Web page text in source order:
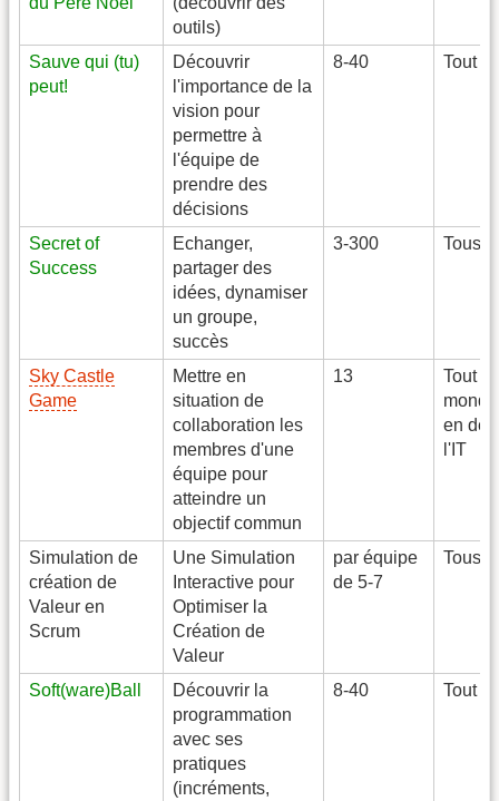
outils)
Sauve qui (tu)
peut!
Découvrir
l'importance de la
vision pour
permettre à
l'équipe de
prendre des
décisions
8-40 Tout
Secret of
Success
Echanger,
partager des
idées, dynamiser
un groupe,
succès
3-300 Tous
Sky Castle
Game
Mettre en
situation de
collaboration les
membres d'une
équipe pour
atteindre un
objectif commun
13
Tout le
en
l'IT
Simulation de
création de
Valeur en
Scrum
Une Simulation
Interactive pour
Optimiser la
Création de
Valeur
par équipe
de 5-7
Tous
Soft(ware)Ball
Découvrir la
programmation
avec ses
pratiques
(incréments,
8-40 Tout